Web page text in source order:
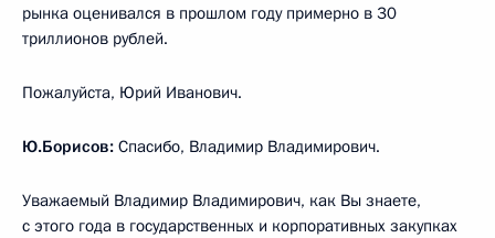
рынка оценивался в прошлом году примерно в 30
триллионов рублей.
Пожалуйста, Юрий Иванович.
Ю.Борисов: Спасибо, Владимир Владимирович.
Уважаемый Владимир Владимирович, как Вы знаете,
с этого года в государственных и корпоративных закупках